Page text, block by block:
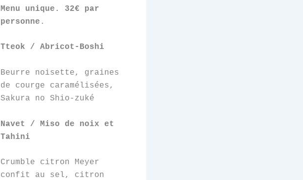
Menu unique. 32€ par
personne .
Tteok / Abricot-Boshi
Beurre noisette, graines
de courge caramélisées,
Sakura no Shio-zuké
Navet / Miso de noix et
Tahini
Crumble citron Meyer
confit au sel, citron